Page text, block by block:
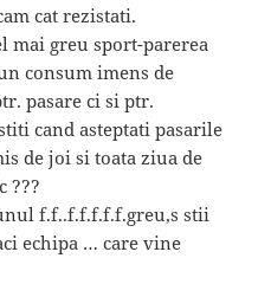
cat rezistati.
mai greu sport-parerea
consum imens de
pasare ci si ptr.
cand asteptati pasarile
de joi si toata ziua de
???
f.f..f.f.f.f.f.greu,s stii
echipa … care vine